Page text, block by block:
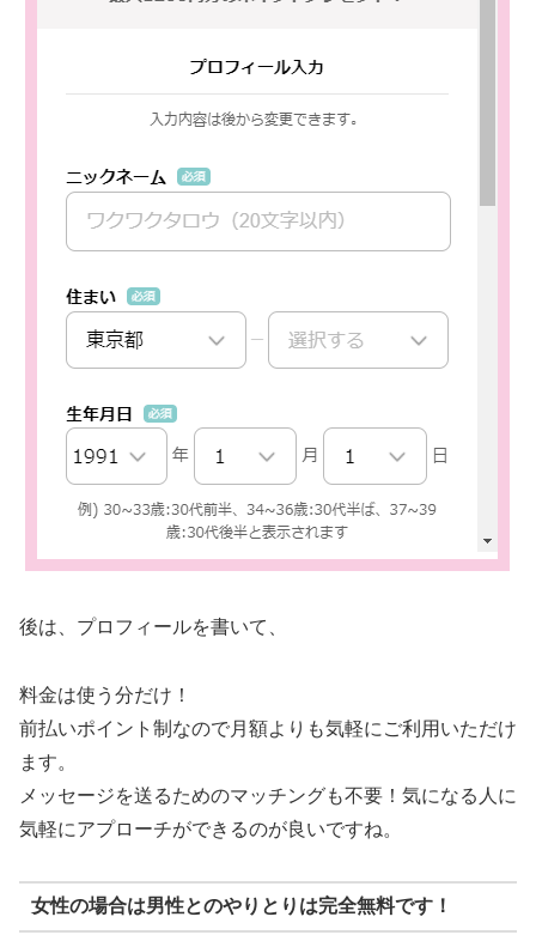
後は、プロフィールを書いて、
料金は使う分だけ！
前払いポイント制なので月額よりも気軽にご利用いただけ
ます。
メッセージを送るためのマッチングも不要！気になる人に
気軽にアプローチができるのが良いですね。
女性の場合は男性とのやりとりは完全無料です！